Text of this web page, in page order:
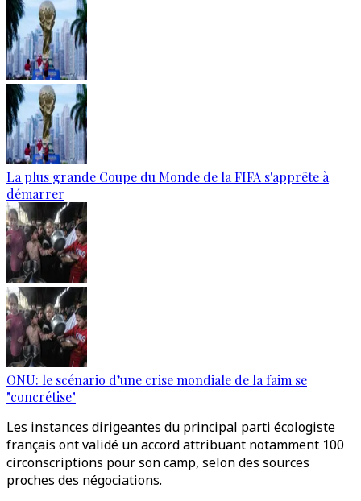
La plus grande Coupe du Monde de la FIFA s'apprête à
démarrer
ONU: le scénario d’une crise mondiale de la faim se
"concrétise"
Les instances dirigeantes du principal parti écologiste
français ont validé un accord attribuant notamment 100
circonscriptions pour son camp, selon des sources
proches des négociations.